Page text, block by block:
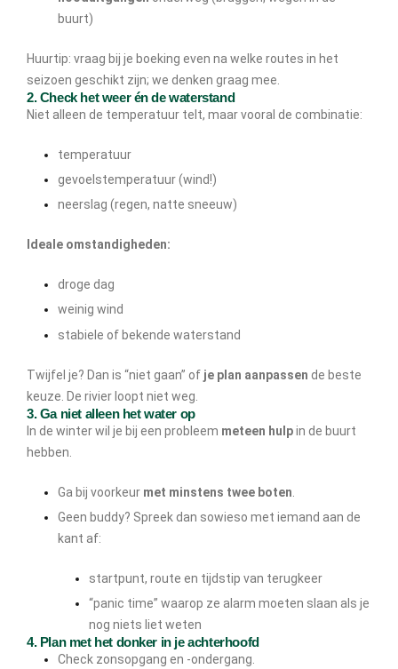
buurt)
Huurtip: vraag bij je boeking even na welke routes in het
seizoen geschikt zijn; we denken graag mee.
2. Check het weer én de waterstand
Niet alleen de temperatuur telt, maar vooral de combinatie:
temperatuur
gevoelstemperatuur (wind!)
neerslag (regen, natte sneeuw)
Ideale omstandigheden:
droge dag
weinig wind
stabiele of bekende waterstand
Twijfel je? Dan is “niet gaan” of je plan aanpassen de beste
keuze. De rivier loopt niet weg.
3. Ga niet alleen het water op
In de winter wil je bij een probleem meteen hulpin de buurt
hebben.
Ga bij voorkeur met minstens twee boten
Geen buddy? Spreek dan sowieso met iemand aan de
kant af:
startpunt, route en tijdstip van terugkeer
“panic time” waarop ze alarm moeten slaan als je
nog niets liet weten
4. Plan met het donker in je achterhoofd
Check zonsopgang en -ondergang.